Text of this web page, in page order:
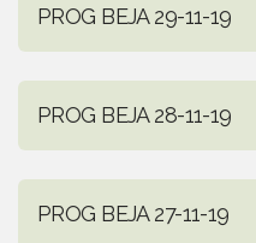
PROG BEJA 29-11-19
PROG BEJA 28-11-19
PROG BEJA 27-11-19